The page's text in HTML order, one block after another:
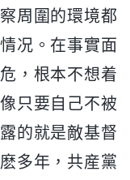
周圍的環境都
况。在事實面
，根本不想着
只要自己不被
的就是敵基督
多年，共産黨